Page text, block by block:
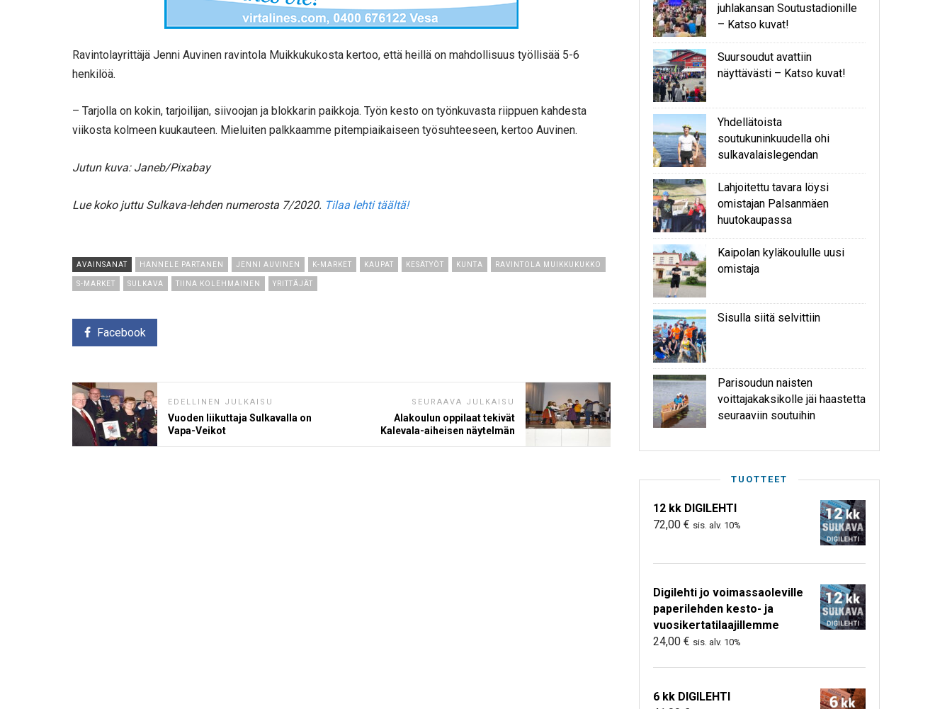
Ravintolayrittäjä Jenni Auvinen ravintola Muikkukukosta kertoo, että heillä on mahdollisuus työllisää 5-6
henkilöä.
– Tarjolla on kokin, tarjoilijan, siivoojan ja blokkarin paikkoja. Työn kesto on työnkuvasta riippuen kahdesta
viikosta kolmeen kuukauteen. Mieluiten palkkaamme pitempiaikaiseen työsuhteeseen, kertoo Auvinen.
Jutun kuva: Janeb/Pixabay
Lue koko juttu Sulkava-lehden numerosta 7/2020. Tilaa lehti täältä!
AVAINSANAT HANNELE PARTANEN JENNI AUVINEN K-MARKET KAUPAT KESÄTYÖT KUNTA RAVINTOLA MUIKKUKUKKO
S-MARKET SULKAVA TIINA KOLEHMAINEN YRITTÄJÄT
Facebook
EDELLINEN JULKAISU
Vuoden liikuttaja Sulkavalla on
Vapa-Veikot
SEURAAVA JULKAISU
Alakoulun oppilaat tekivät
Kalevala-aiheisen näytelmän
juhlakansan Soutustadionille
– Katso kuvat!
Suursoudut avattiin
näyttävästi – Katso kuvat!
Yhdellätoista
soutukuninkuudella ohi
sulkavalaislegendan
Lahjoitettu tavara löysi
omistajan Palsanmäen
huutokaupassa
Kaipolan kyläkoululle uusi
omistaja
Sisulla siitä selvittiin
Parisoudun naisten
voittajakaksikolle jäi haastetta
seuraaviin soutuihin
TUOTTEET
12 kk DIGILEHTI
72,00 € sis. alv. 10%
Digilehti jo voimassaoleville
paperilehden kesto- ja
vuosikertatilaajillemme
24,00 € sis. alv. 10%
6 kk DIGILEHTI